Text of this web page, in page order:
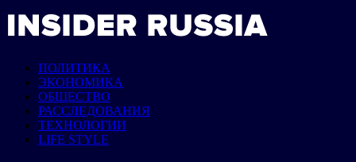
ПОЛИТИКА
ЭКОНОМИКА
ОБЩЕСТВО
РАССЛЕДОВАНИЯ
ТЕХНОЛОГИИ
LIFE STYLE